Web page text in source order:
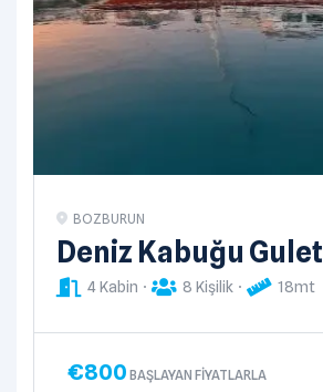
BOZBURUN
Deniz Kabuğu Gulet
4 Kabin 8 Kişilik 18mt
€800 BAŞLAYAN FIYATLARLA